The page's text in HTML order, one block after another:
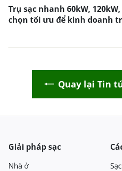
Trụ sạc nhanh 60kW, 120kW,
chọn tối ưu để kinh doanh
Quay lại Tin
Giải pháp sạc
Nhà ở